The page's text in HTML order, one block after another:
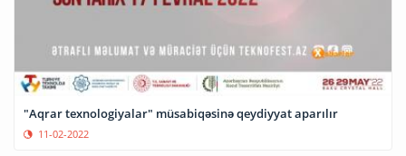
"Aqrar texnologiyalar" müsabiqəsinə qeydiyyat aparılır
11-02-2022